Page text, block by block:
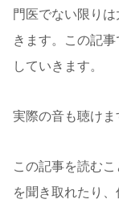
門医でない限り
きます。この記
していきます。
実際の音も聴けま
この記事を読む
を聞き取れたり、